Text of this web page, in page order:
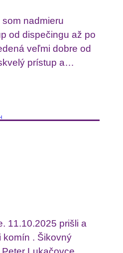
nadmieru
od dispečingu až po
veľmi dobre od
prístup a
Odporúčam
11.10.2025 prišli a
komín . Šikovný